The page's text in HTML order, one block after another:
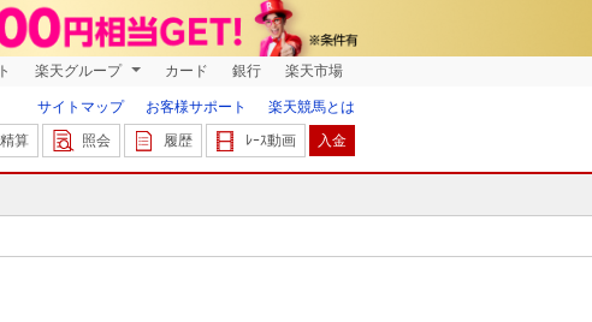
楽天グループ カード 銀行 楽天市場
サイトマップ お客様サポート
楽天競馬とは
精算 照会 履歴 ﾚｰｽ動画 入金